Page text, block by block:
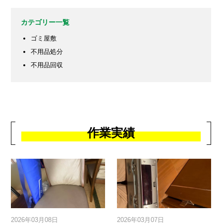
カテゴリー一覧
ゴミ屋敷
不用品処分
不用品回収
作業実績
2026年03月08日 2026年03月07日